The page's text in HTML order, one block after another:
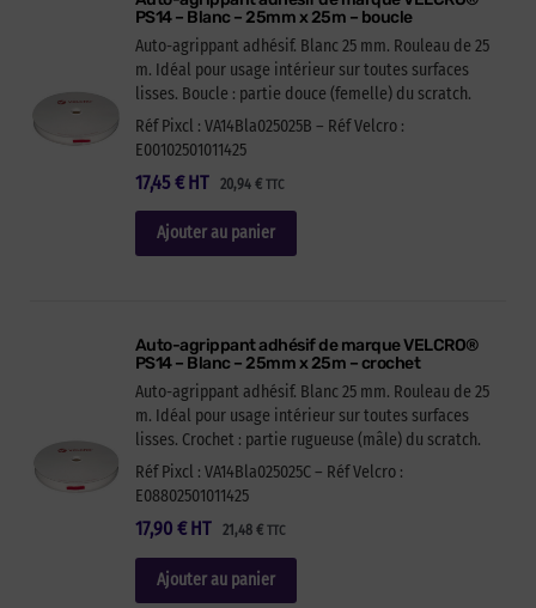
PS14 – Blanc – 25mm x 25m – boucle
Auto-agrippant adhésif. Blanc 25 mm. Rouleau de 25
m. Idéal pour usage intérieur sur toutes surfaces
lisses. Boucle : partie douce (femelle) du scratch.
Réf Pixcl : VA14Bla025025B – Réf Velcro :
E00102501011425
17,45 € 20,94 €TTC
HT
Ajouter au panier
Auto-agrippant adhésif de marque VELCRO®
PS14 – Blanc – 25mm x 25m – crochet
Auto-agrippant adhésif. Blanc 25 mm. Rouleau de 25
m. Idéal pour usage intérieur sur toutes surfaces
lisses. Crochet : partie rugueuse (mâle) du scratch.
Réf Pixcl : VA14Bla025025C – Réf Velcro :
E08802501011425
17,90 € 21,48 €TTC
HT
Ajouter au panier